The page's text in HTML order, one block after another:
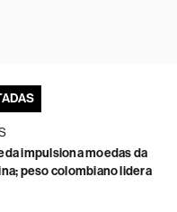
impulsiona moedas da
peso colombiano lidera